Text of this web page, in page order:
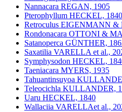
Nannacara REGAN, 1905
Pterophyllum HECKEL, 1840
Retroculus EIGENMANN &
Rondonacara OTTONI &
Satanoperca GÜNTHER,
Saxatilia VARELLA et al.,
Symphysodon HECKEL,
Taeniacara MYERS, 1935
Tahuantinsuyoa
Teleocichla KULLANDER,
Uaru HECKEL, 1840
Wallaciia VARELLAet al.,